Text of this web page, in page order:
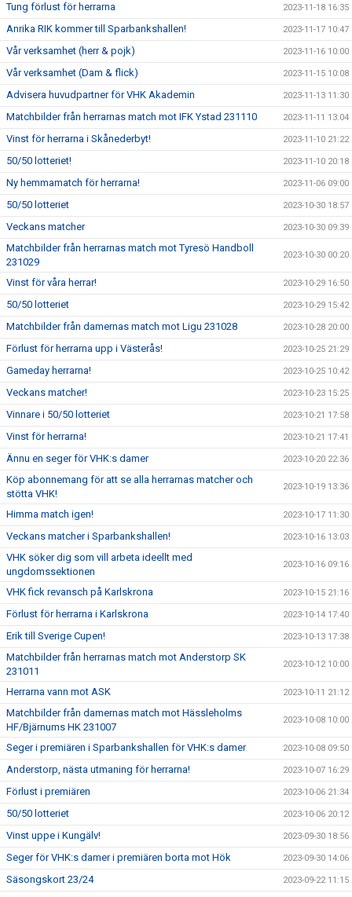
Tung förlust för herrarna 2023-11-18 16:35
Anrika RIK kommer till Sparbankshallen! 2023-11-17 10:47
Vår verksamhet (herr & pojk) 2023-11-16 10:00
Vår verksamhet (Dam & flick) 2023-11-15 10:08
Advisera huvudpartner för VHK Akademin 2023-11-13 11:30
Matchbilder från herrarnas match mot IFK Ystad 231110 2023-11-11 13:04
Vinst för herrarna i Skånederbyt! 2023-11-10 21:22
50/50 lotteriet! 2023-11-10 20:18
Ny hemmamatch för herrarna! 2023-11-06 09:00
50/50 lotteriet 2023-10-30 18:57
Veckans matcher 2023-10-30 09:39
Matchbilder från herrarnas match mot Tyresö Handboll
231029
2023-10-30 00:20
Vinst för våra herrar! 2023-10-29 16:50
50/50 lotteriet 2023-10-29 15:42
Matchbilder från damernas match mot Ligu 231028 2023-10-28 20:00
Förlust för herrarna upp i Västerås! 2023-10-25 21:29
Gameday herrarna! 2023-10-25 10:42
Veckans matcher! 2023-10-23 15:25
Vinnare i 50/50 lotteriet 2023-10-21 17:58
Vinst för herrarna! 2023-10-21 17:41
Ännu en seger för VHK:s damer 2023-10-20 22:36
Köp abonnemang för att se alla herrarnas matcher och
stötta VHK!
2023-10-19 13:36
Himma match igen! 2023-10-17 11:30
Veckans matcher i Sparbankshallen! 2023-10-16 13:03
VHK söker dig som vill arbeta ideellt med
ungdomssektionen
2023-10-16 09:16
VHK fick revansch på Karlskrona 2023-10-15 21:16
Förlust för herrarna i Karlskrona 2023-10-14 17:40
Erik till Sverige Cupen! 2023-10-13 17:38
Matchbilder från herrarnas match mot Anderstorp SK
231011
2023-10-12 10:00
Herrarna vann mot ASK 2023-10-11 21:12
Matchbilder från damernas match mot Hässleholms
HF/Bjärnums HK 231007
2023-10-08 10:00
Seger i premiären i Sparbankshallen för VHK:s damer 2023-10-08 09:50
Anderstorp, nästa utmaning för herrarna! 2023-10-07 16:29
Förlust i premiären 2023-10-06 21:34
50/50 lotteriet 2023-10-06 20:12
Vinst uppe i Kungälv! 2023-09-30 18:56
Seger för VHK:s damer i premiären borta mot Hök 2023-09-30 14:06
Säsongskort 23/24 2023-09-22 11:15